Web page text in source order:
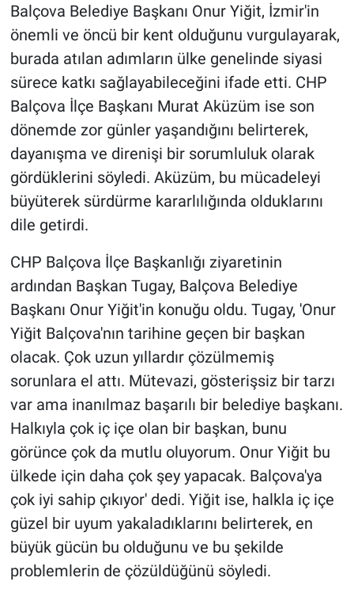
Balçova Belediye Başkanı Onur Yiğit, İzmir'in
önemli ve öncü bir kent olduğunu vurgulayarak,
burada atılan adımların ülke genelinde siyasi
sürece katkı sağlayabileceğini ifade etti. CHP
Balçova İlçe Başkanı Murat Aküzüm ise son
dönemde zor günler yaşandığını belirterek,
dayanışma ve direnişi bir sorumluluk olarak
gördüklerini söyledi. Aküzüm, bu mücadeleyi
büyüterek sürdürme kararlılığında olduklarını
dile getirdi.
CHP Balçova İlçe Başkanlığı ziyaretinin
ardından Başkan Tugay, Balçova Belediye
Başkanı Onur Yiğit'in konuğu oldu. Tugay, 'Onur
Yiğit Balçova'nın tarihine geçen bir başkan
olacak. Çok uzun yıllardır çözülmemiş
sorunlara el attı. Mütevazi, gösterişsiz bir tarzı
var ama inanılmaz başarılı bir belediye başkanı.
Halkıyla çok iç içe olan bir başkan, bunu
görünce çok da mutlu oluyorum. Onur Yiğit bu
ülkede için daha çok şey yapacak. Balçova'ya
çok iyi sahip çıkıyor' dedi. Yiğit ise, halkla iç içe
güzel bir uyum yakaladıklarını belirterek, en
büyük gücün bu olduğunu ve bu şekilde
problemlerin de çözüldüğünü söyledi.